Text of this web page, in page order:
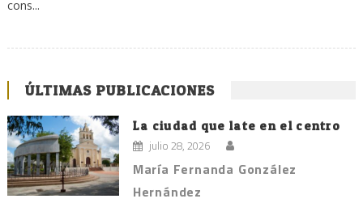
cons...
ÚLTIMAS PUBLICACIONES
La ciudad que late en el centro
julio 28, 2026
María Fernanda González
Hernández